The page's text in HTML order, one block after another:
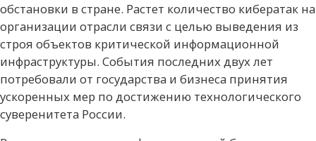
обстановки в стране. Растет количество кибератак на
организации отрасли связи с целью выведения из
строя объектов критической информационной
инфраструктуры. События последних двух лет
потребовали от государства и бизнеса принятия
ускоренных мер по достижению технологического
суверенитета России.